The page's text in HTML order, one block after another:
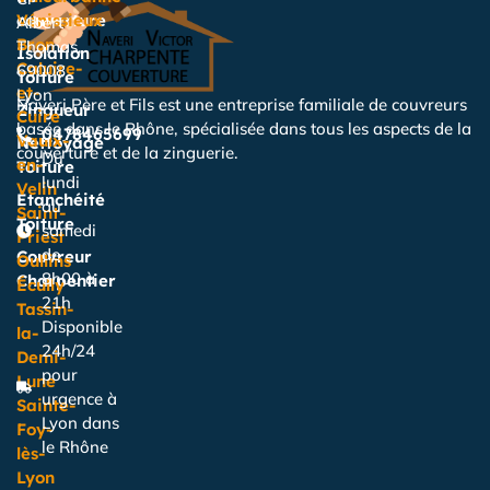
Naveri Père et Fils est une entreprise familiale de couvreurs
basée dans le Rhône, spécialisée dans tous les aspects de la
couverture et de la zinguerie.
couverture
Isolation
Toiture
Zingueur
Nettoyage
Toiture
Étanchéité
Toiture
Couvreur
Charpentier
Vénissieux
Bron
Caluire-
et-
Cuire
Vaulx-
en-
Velin
Saint-
Priest
Oullins
Écully
Tassin-
la-
Demi-
Lune
Sainte-
Foy-
lès-
Lyon
Albert
Thomas,
69008
Lyon
0478465699
Du
lundi
au
samedi
de
8h00 à
21h
Disponible
24h/24
pour
urgence à
Lyon dans
le Rhône